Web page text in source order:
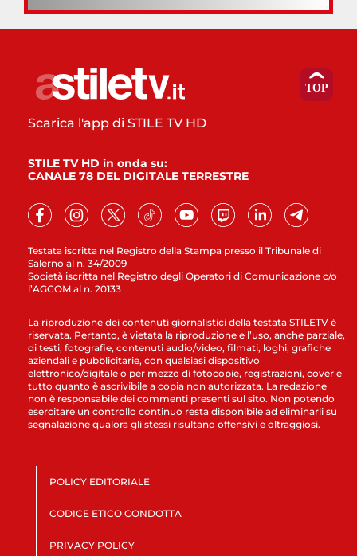
Testata iscritta nel Registro della Stampa presso il Tribunale di
Salerno al n. 34/2009
Società iscritta nel Registro degli Operatori di Comunicazione c/o
l’AGCOM al n. 20133
Scarica l'app di STILE TV HD
STILE TV HD in onda su:
CANALE 78 DEL DIGITALE TERRESTRE
La riproduzione dei contenuti giornalistici della testata STILETV è
riservata. Pertanto, è vietata la riproduzione e l’uso, anche parziale,
di testi, fotografie, contenuti audio/video, filmati, loghi, grafiche
aziendali e pubblicitarie, con qualsiasi dispositivo
elettronico/digitale o per mezzo di fotocopie, registrazioni, cover e
tutto quanto è ascrivibile a copia non autorizzata. La redazione
non è responsabile dei commenti presenti sul sito. Non potendo
esercitare un controllo continuo resta disponibile ad eliminarli su
segnalazione qualora gli stessi risultano offensivi e oltraggiosi.
POLICY EDITORIALE
CODICE ETICO CONDOTTA
PRIVACY POLICY